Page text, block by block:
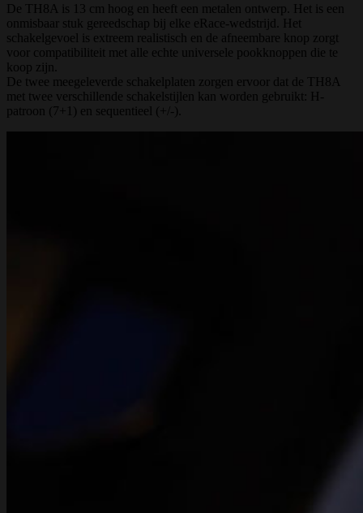
De TH8A is 13 cm hoog en heeft een metalen ontwerp. Het is een
onmisbaar stuk gereedschap bij elke eRace-wedstrijd. Het
schakelgevoel is extreem realistisch en de afneembare knop zorgt
voor compatibiliteit met alle echte universele pookknoppen die te
koop zijn.
De twee meegeleverde schakelplaten zorgen ervoor dat de TH8A
met twee verschillende schakelstijlen kan worden gebruikt: H-
patroon (7+1) en sequentieel (+/-).